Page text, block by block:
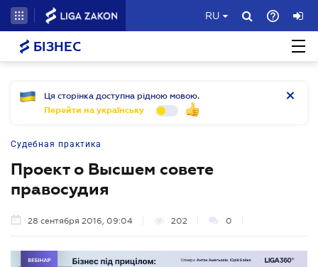
RU
БІЗНЕС
Ця сторінка доступна рідною мовою.
Перейти на українську
Судебная практика
Проект о Высшем совете
правосудия
28 сентября 2016, 09:04 202 0